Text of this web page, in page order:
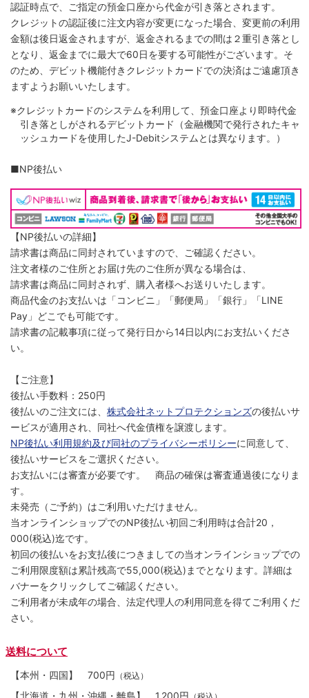
認証時点で、ご指定の預金口座から代金が引き落とされます。
クレジットの認証後に注文内容が変更になった場合、変更前の利用
金額は後日返金されますが、返金されるまでの間は２重引き落とし
となり、返金までに最大で60日を要する可能性がございます。そ
のため、デビット機能付きクレジットカードでの決済はご遠慮頂き
ますようお願いいたします。
※クレジットカードのシステムを利用して、預金口座より即時代金
引き落としがされるデビットカード（金融機関で発行されたキャ
ッシュカードを使用したJ-Debitシステムとは異なります。）
■NP後払い
【NP後払いの詳細】
請求書は商品に同封されていますので、ご確認ください。
注文者様のご住所とお届け先のご住所が異なる場合は、
請求書は商品に同封されず、購入者様へお送りいたします。
商品代金のお支払いは「コンビニ」「郵便局」「銀行」「LINE
Pay」どこでも可能です。
請求書の記載事項に従って発行日から14日以内にお支払いくださ
い。
【ご注意】
後払い手数料：250円
後払いのご注文には、 株式会社ネットプロテクションズの後払いサ
ービスが適用され、同社へ代金債権を譲渡します。
NP後払い利用規約及び同社のプライバシーポリシーに同意して、
後払いサービスをご選択ください。
お支払いには審査が必要です。 商品の確保は審査通過後になりま
す。
未発売（ご予約）はご利用いただけません。
当オンラインショップでのNP後払い初回ご利用時は合計20，
000(税込)迄です。
初回の後払いをお支払後につきましての当オンラインショップでの
ご利用限度額は累計残高で55,000(税込)までとなります。詳細は
バナーをクリックしてご確認ください。
ご利用者が未成年の場合、法定代理人の利用同意を得てご利用くだ
さい。
送料について
【本州・四国】 700円 （税込）
【北海道・九州・沖縄・離島】 1,200円